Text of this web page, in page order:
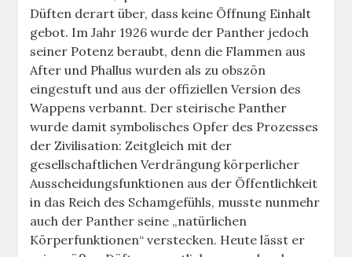
Düften derart über, dass keine Öffnung Einhalt
gebot. Im Jahr 1926 wurde der Panther jedoch
seiner Potenz beraubt, denn die Flammen aus
After und Phallus wurden als zu obszön
eingestuft und aus der offiziellen Version des
Wappens verbannt. Der steirische Panther
wurde damit symbolisches Opfer des Prozesses
der Zivilisation: Zeitgleich mit der
gesellschaftlichen Verdrängung körperlicher
Ausscheidungsfunktionen aus der Öffentlichkeit
in das Reich des Schamgefühls, musste nunmehr
auch der Panther seine „natürlichen
Körperfunktionen“ verstecken. Heute lässt er